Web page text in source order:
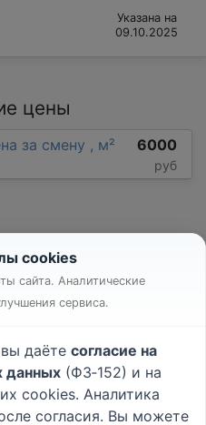
Указана на
09.10.2025
цены
за смену , м² 6000
руб
соглашение
|О проекте
cookies
сайта. Аналитические
сервиса.
даёте согласие на
данных (ФЗ‑152) и на
cookies. Аналитика
согласия. Вы можете